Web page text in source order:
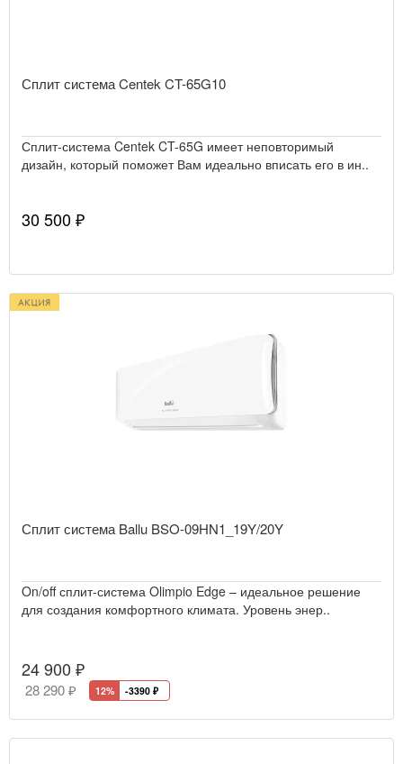
Сплит система Centek CT-65G10
Сплит-система Centek CT-65G имеет неповторимый
дизайн, который поможет Вам идеально вписать его в ин..
30 500 ₽
Сплит система Ballu BSO-09HN1_19Y/20Y
On/off сплит-система Olimpio Edge – идеальное решение
для создания комфортного климата. Уровень энер..
24 900 ₽
28 290 ₽ 12% -3390 ₽